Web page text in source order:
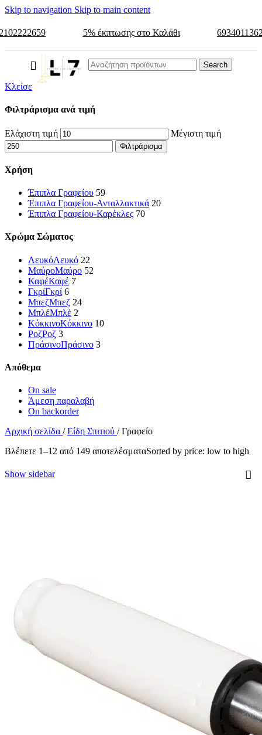
Skip to navigation Skip to main content
5% έκπτωσης στο Καλάθι
Search
Κλείσε
Φιλτράρισμα ανά τιμή
Ελάχιστη τιμή Μέγιστη τιμή
Φιλτράρισμα
Χρήση
Έπιπλα Γραφείου 59
Έπιπλα Γραφείου-Ανταλλακτικά 20
Έπιπλα Γραφείου-Καρέκλες 70
Χρώμα Σώματος
ΛευκόΛευκό 22
ΜαύροΜαύρο 52
ΚαφέΚαφέ 7
ΓκρίΓκρί 6
ΜπεζΜπεζ 24
ΜπλέΜπλέ 2
ΚόκκινοΚόκκινο 10
ΡοζΡοζ 3
ΠράσινοΠράσινο 3
Απόθεμα
On sale
Άμεση παραλαβή
On backorder
Αρχική σελίδα / Είδη Σπιτιού / Γραφείο
Βλέπετε 1–12 από 149 αποτελέσματαSorted by price: low to high
Show sidebar